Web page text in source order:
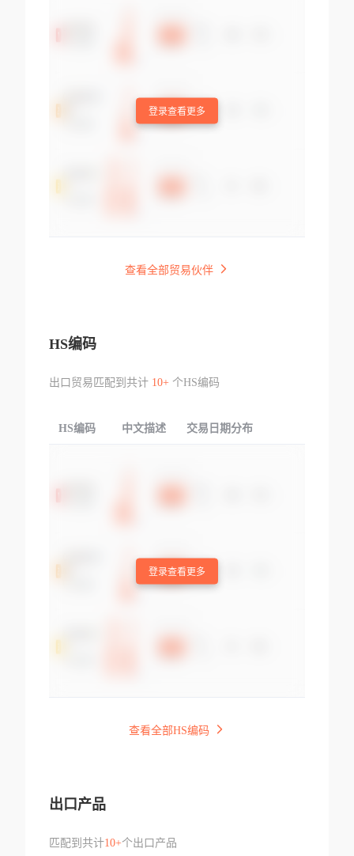
登录查看更多
查看全部贸易伙伴
HS编码
出口贸易匹配到共计 10+个HS编码
HS编码 中文描述 交易日期分布
登录查看更多
查看全部HS编码
出口产品
匹配到共计10+个出口产品